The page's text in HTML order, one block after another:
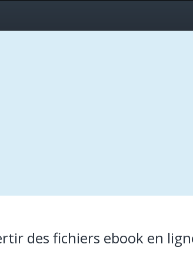
des fichiers ebook en